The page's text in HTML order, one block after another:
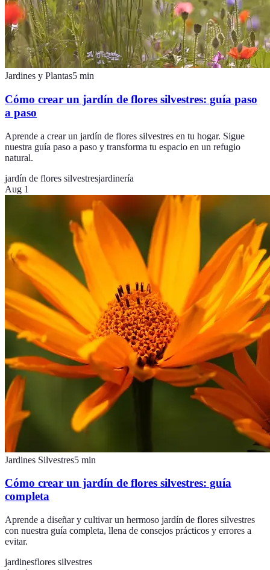
Jardines y Plantas5 min
Cómo crear un jardín de flores silvestres: guía paso
a paso
Aprende a crear un jardín de flores silvestres en tu hogar. Sigue
nuestra guía paso a paso y transforma tu espacio en un refugio
natural.
jardín de flores silvestresjardinería
Aug 1
Jardines Silvestres5 min
Cómo crear un jardín de flores silvestres: guía
completa
Aprende a diseñar y cultivar un hermoso jardín de flores silvestres
con nuestra guía completa, llena de consejos prácticos y errores a
evitar.
jardinesflores silvestres